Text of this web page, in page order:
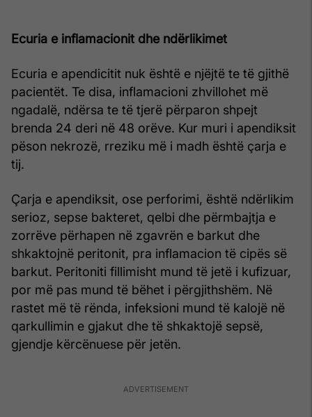
Ecuria e inflamacionit dhe ndërlikimet
Ecuria e apendicitit nuk është e njëjtë te të gjithë
pacientët. Te disa, inflamacioni zhvillohet më
ngadalë, ndërsa te të tjerë përparon shpejt
brenda 24 deri në 48 orëve. Kur muri i apendiksit
pëson nekrozë, rreziku më i madh është çarja e
tij.
Çarja e apendiksit, ose perforimi, është ndërlikim
serioz, sepse bakteret, qelbi dhe përmbajtja e
zorrëve përhapen në zgavrën e barkut dhe
shkaktojnë peritonit, pra inflamacion të cipës së
barkut. Peritoniti fillimisht mund të jetë i kufizuar,
por më pas mund të bëhet i përgjithshëm. Në
rastet më të rënda, infeksioni mund të kalojë në
qarkullimin e gjakut dhe të shkaktojë sepsë,
gjendje kërcënuese për jetën.